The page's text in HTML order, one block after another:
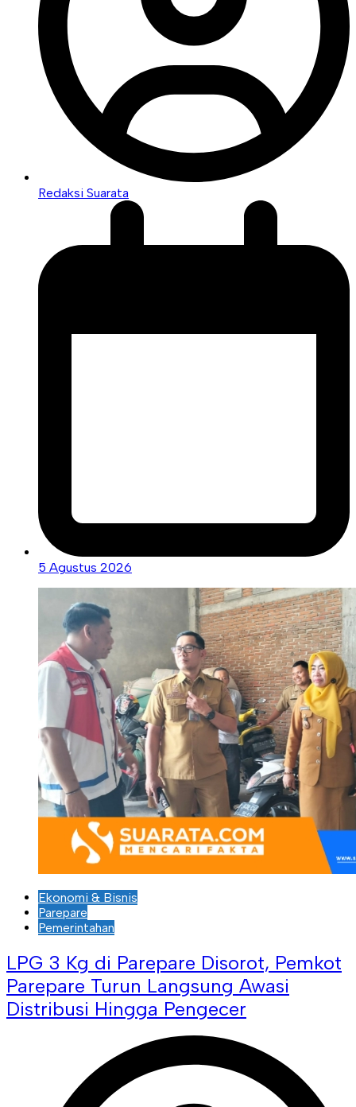
Redaksi Suarata
5 Agustus 2026
Ekonomi & Bisnis
Parepare
Pemerintahan
LPG 3 Kg di Parepare Disorot, Pemkot
Parepare Turun Langsung Awasi
Distribusi Hingga Pengecer